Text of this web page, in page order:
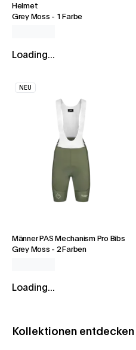
Helmet
Grey Moss - 1 Farbe
Loading...
NEU
Männer PAS Mechanism Pro Bibs
Grey Moss - 2 Farben
Loading...
Kollektionen entdecken